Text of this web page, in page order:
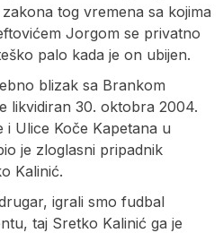
tog vremena sa kojima
Jorgom se privatno
palo kada je on ubijen.
blizak sa Brankom
likvidiran 30. oktobra 2004.
i Ulice Koče Kapetana u
je zloglasni pripadnik
Kalinić.
igrali smo fudbal
taj Sretko Kalinić ga je